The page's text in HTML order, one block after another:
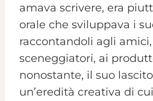
amava scrivere, era
orale che sviluppava i
raccontandoli agli
sceneggiatori, ai
nonostante, il suo
un’eredità creativa di